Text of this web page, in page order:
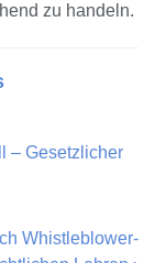
zu handeln.
– Gesetzlicher
Whistleblower-